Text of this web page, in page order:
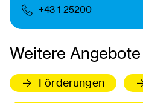
+43 1 25200
Weitere
Förderungen